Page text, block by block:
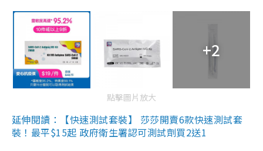
+2
點擊圖片放大
延伸閱讀：【快速測試套裝】 莎莎開賣6款快速測試套
裝！最平$15起 政府衛生署認可測試劑買2送1